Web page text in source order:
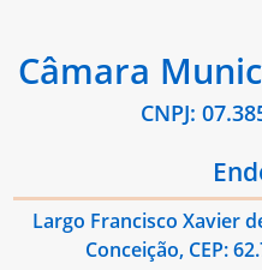
Câmara
CNPJ:
Largo Francisco Xavier
Conceição, CEP: